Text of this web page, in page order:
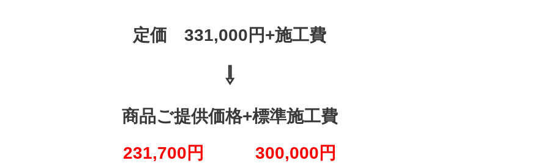
定価 331,000円+施工費
⇩
商品ご提供価格+標準施工費
231,700円 300,000円